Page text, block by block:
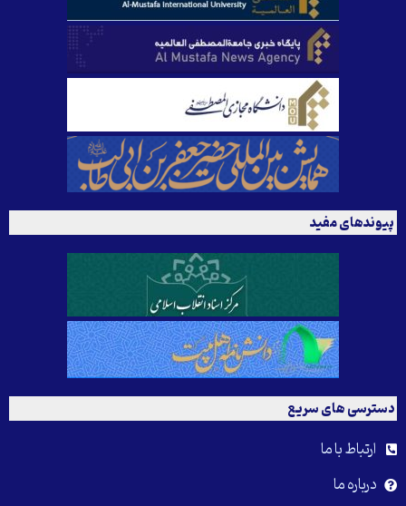
پیوندهای مفید
دسترسی های سریع
ارتباط با ما
درباره ما